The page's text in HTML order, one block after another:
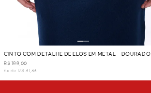
CINTO COM DETALHE DE ELOS EM METAL - DOURADO
R$ 188,00
6x de R$ 31,33